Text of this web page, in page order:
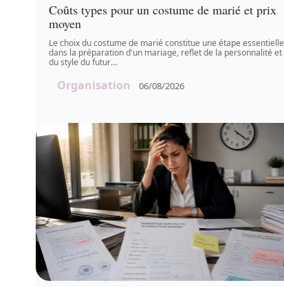
Coûts types pour un costume de marié et prix
moyen
Le choix du costume de marié constitue une étape essentielle
dans la préparation d'un mariage, reflet de la personnalité et
du style du futur…
Organisation 06/08/2026